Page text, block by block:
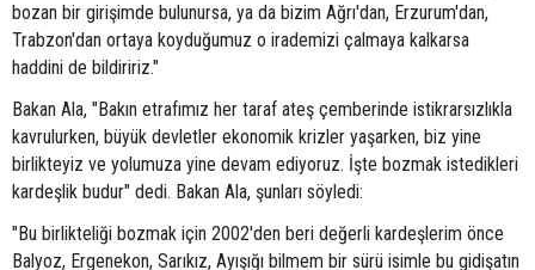
bozan bir girişimde bulunursa, ya da bizim Ağrı'dan, Erzurum'dan,
Trabzon'dan ortaya koyduğumuz o irademizi çalmaya kalkarsa
haddini de bildiririz."
Bakan Ala, "Bakın etrafımız her taraf ateş çemberinde istikrarsızlıkla
kavrulurken, büyük devletler ekonomik krizler yaşarken, biz yine
birlikteyiz ve yolumuza yine devam ediyoruz. İşte bozmak istedikleri
kardeşlik budur" dedi. Bakan Ala, şunları söyledi:
"Bu birlikteliği bozmak için 2002'den beri değerli kardeşlerim önce
Balyoz, Ergenekon, Sarıkız, Ayışığı bilmem bir sürü isimle bu gidişatın